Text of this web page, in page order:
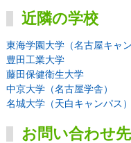
近隣の学校
東海学園大学（名古屋キャン
豊田工業大学
藤田保健衛生大学
中京大学（名古屋学舎）
名城大学（天白キャンパス）
お問い合わせ先